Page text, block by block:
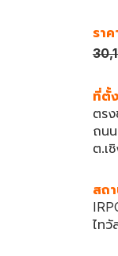
ราค
ที่ตั้ง
ตรง
ถน
ต.เ
สถ
ไทวั